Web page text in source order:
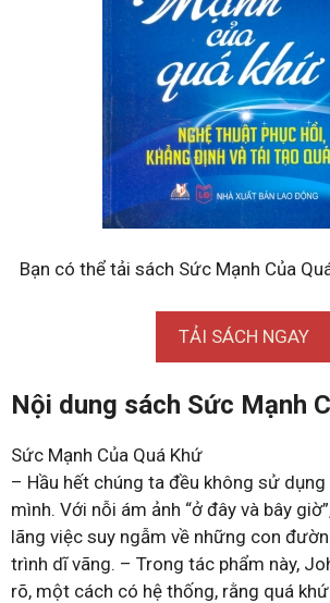
Bạn có thể tải sách Sức Mạnh Của
TẢI SÁCH NGAY
Nội dung sách Sức Mạnh
Sức Mạnh Của Quá Khứ
– Hầu hết chúng ta đều không sử
mình. Với nỗi ám ảnh “ở đây và bây
lãng việc suy ngẫm về những con
trình dĩ vãng. – Trong tác phẩm này,
rõ, một cách có hệ thống, rằng quá